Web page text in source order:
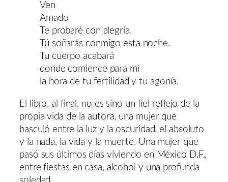
Ven
Amado
Te probaré con alegría.
Tú soñarás conmigo esta noche.
Tu cuerpo acabará
donde comience para mí
la hora de tu fertilidad y tu agonía.
El libro, al final, no es sino un fiel reflejo de la
propia vida de la autora, una mujer que
basculó entre la luz y la oscuridad, el absoluto
y la nada, la vida y la muerte. Una mujer que
pasó sus últimos días viviendo en México D.F.,
entre fiestas en casa, alcohol y una profunda